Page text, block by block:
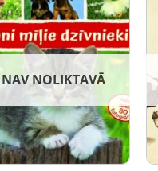
NAV NOLIKTAVĀ